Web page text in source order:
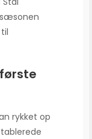
rykket op